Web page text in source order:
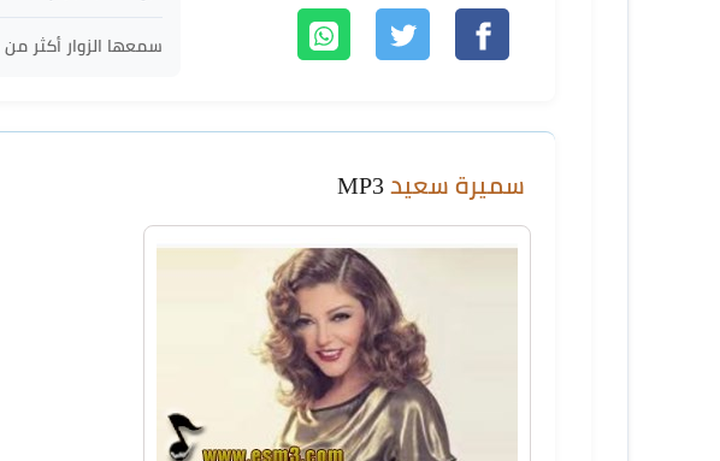
سمعها الزوار أكثر من
سميرة سعيد